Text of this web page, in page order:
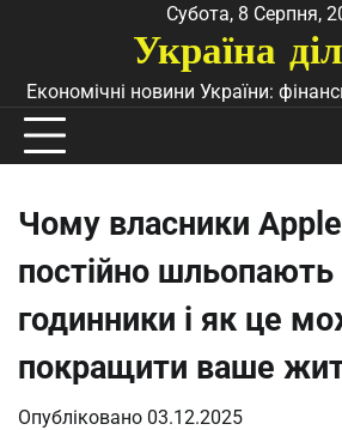
Субота, 8 Серпня,
Україна
Економічні новини України:
Чому власники
постійно шльопають
годинники і як це
покращити ваше
Опубліковано 03.12.2025